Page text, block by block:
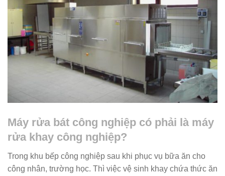
Máy rửa bát công nghiệp có phải là máy
rửa khay công nghiệp?
Trong khu bếp công nghiệp sau khi phục vụ bữa ăn cho
công nhân, trường học. Thì việc vệ sinh khay chứa thức ăn